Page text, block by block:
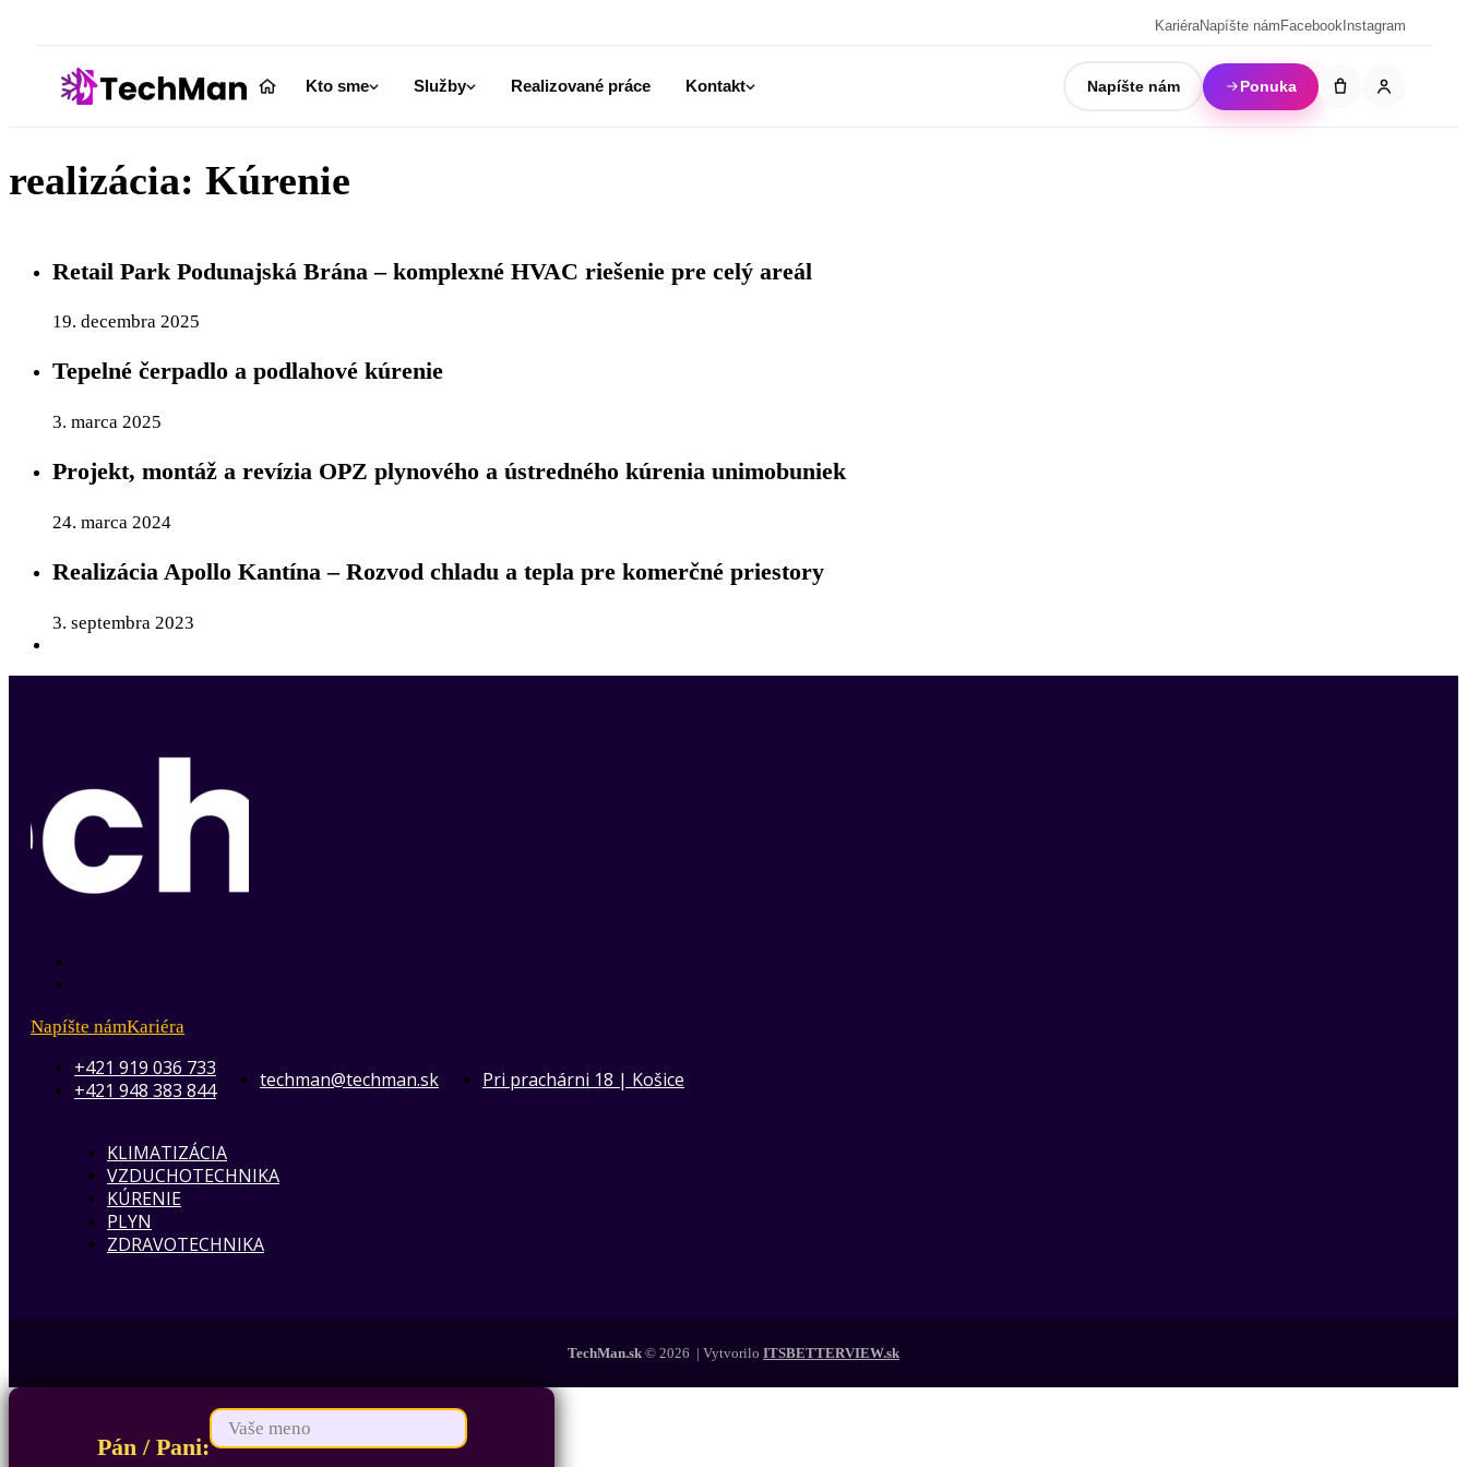
KariéraNapíšte nám Facebook Instagram
Kto sme Služby Realizované práce Kontakt Napíšte nám Ponuka
realizácia: Kúrenie
Retail Park Podunajská Brána – komplexné HVAC riešenie pre celý areál
19. decembra 2025
Tepelné čerpadlo a podlahové kúrenie
3. marca 2025
Projekt, montáž a revízia OPZ plynového a ústredného kúrenia unimobuniek
24. marca 2024
Realizácia Apollo Kantína – Rozvod chladu a tepla pre komerčné priestory
3. septembra 2023
Napíšte námKariéra
+421 919 036 733
+421 948 383 844
techman@techman.sk Pri prachárni 18 | Košice
KLIMATIZÁCIA
VZDUCHOTECHNIKA
KÚRENIE
PLYN
ZDRAVOTECHNIKA
TechMan.sk © 2026 | Vytvorilo ITSBETTERVIEW.sk
Pán / Pani: